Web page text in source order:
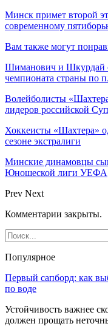
Минск примет второй
современному
Вам также могут
Шиманович и Шкурдай
чемпионата страны по
Волейболисты
лидеров российской
Хоккеисты «Шахтера»
сезоне экстралиги
Минские динамовцы
Юношеской лиги УЕФА
Prev Next
Комментарии закрыты.
Популярное
Первый сапборд: как
по воде
Устойчивость важнее
должен прощать